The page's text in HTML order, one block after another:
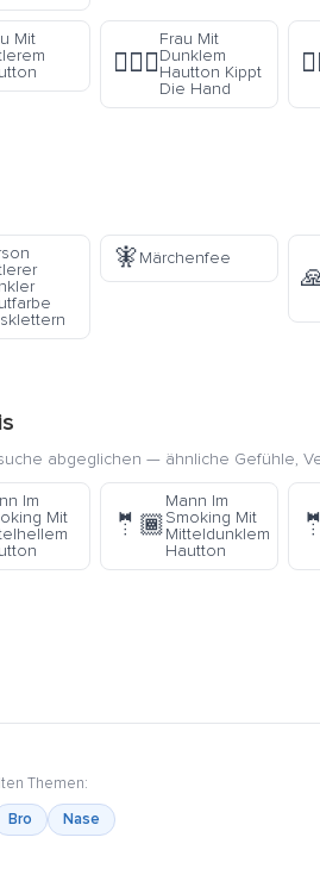
Mit
💁🏿‍♀️
Frau Mit
Dunklem
Hautton Kippt
Die Hand
🧚Märchenfee
abgeglichen — ähnliche Gefühle,
Im
Mit
🤵🏾
Mann Im
Smoking Mit
Mitteldunklem
Hautton
Themen:
Bro Nase